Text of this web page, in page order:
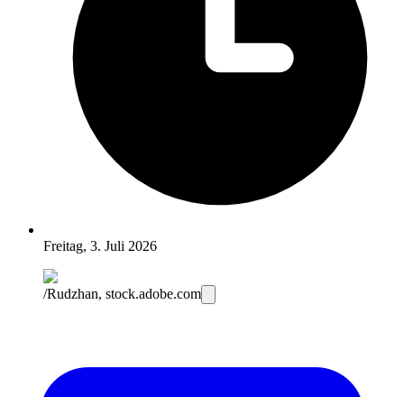
Freitag, 3. Juli 2026
/Rudzhan, stock.adobe.com